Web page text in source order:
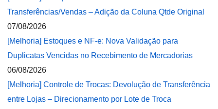
Transferências/Vendas – Adição da Coluna Qtde Original
07/08/2026
[Melhoria] Estoques e NF-e: Nova Validação para
Duplicatas Vencidas no Recebimento de Mercadorias
06/08/2026
[Melhoria] Controle de Trocas: Devolução de Transferência
entre Lojas – Direcionamento por Lote de Troca